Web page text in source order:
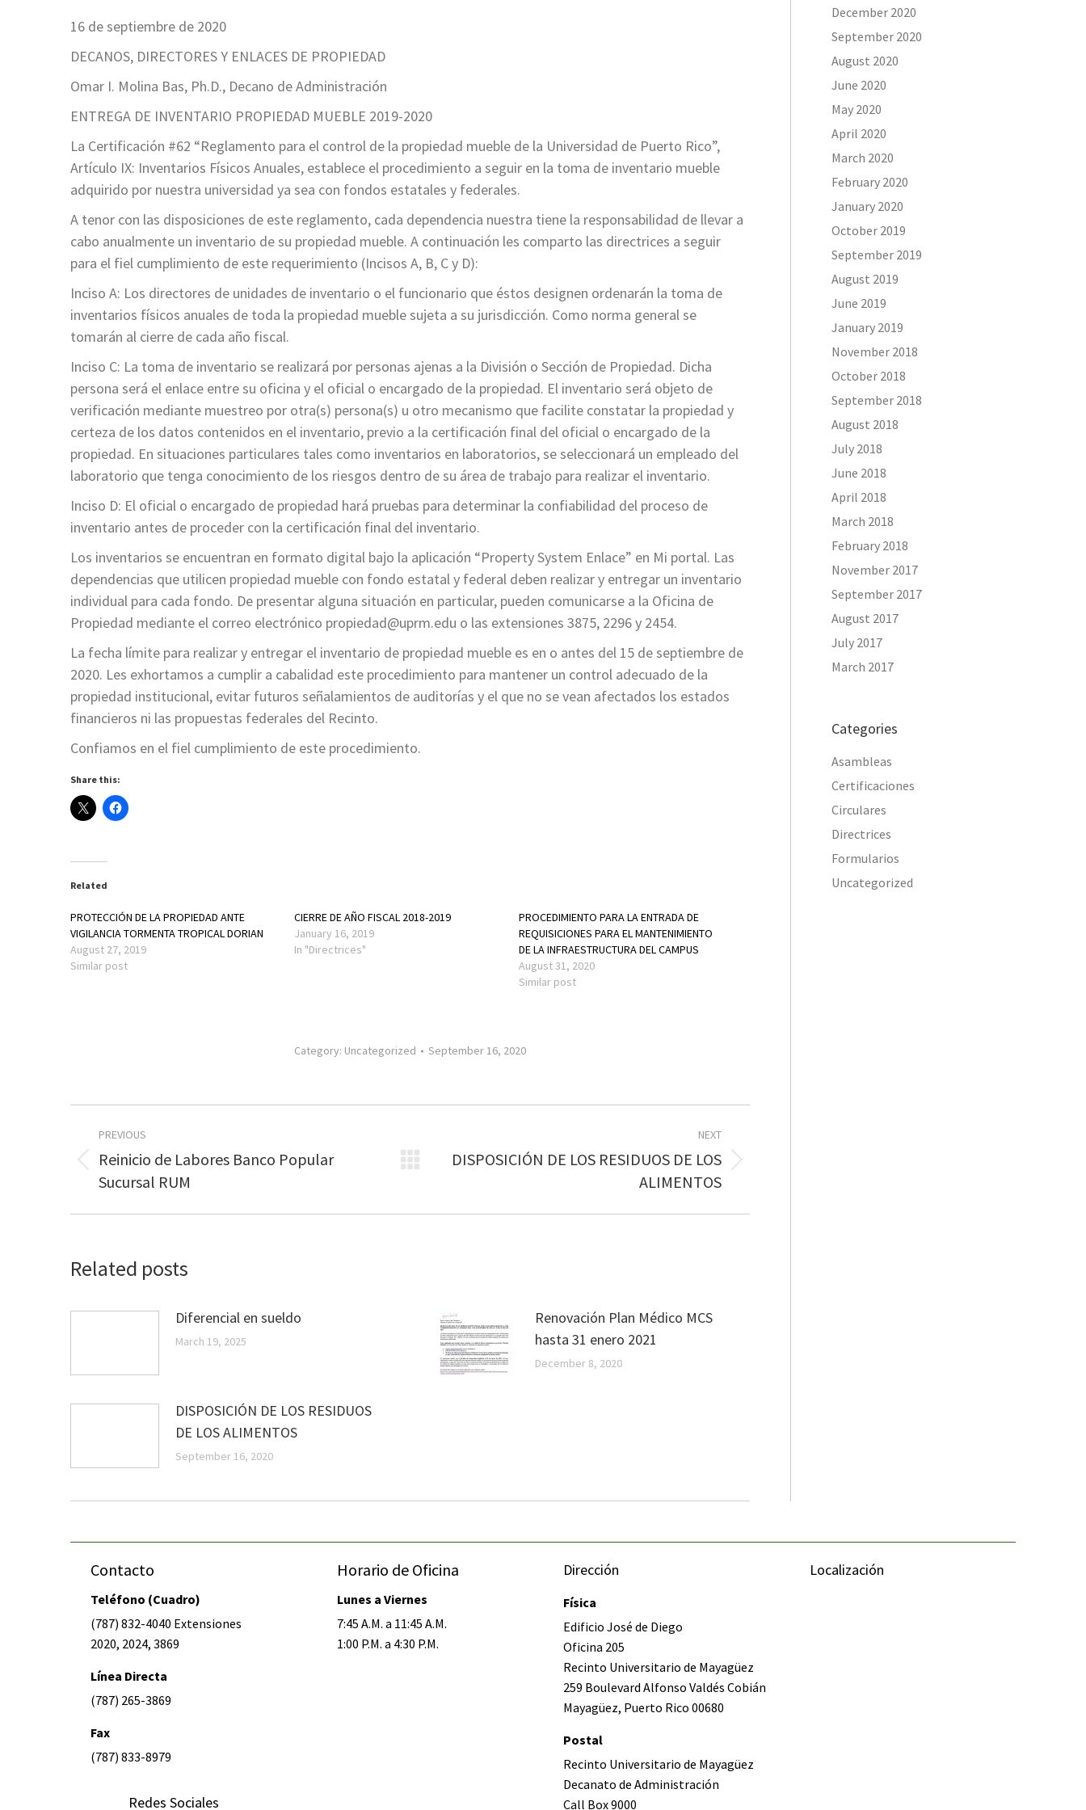
16 de septiembre de 2020
DECANOS, DIRECTORES Y ENLACES DE PROPIEDAD
Omar I. Molina Bas, Ph.D., Decano de Administración
ENTREGA DE INVENTARIO PROPIEDAD MUEBLE 2019-2020
La Certificación #62 “Reglamento para el control de la propiedad mueble de la Universidad de Puerto Rico”,
Artículo IX: Inventarios Físicos Anuales, establece el procedimiento a seguir en la toma de inventario mueble
adquirido por nuestra universidad ya sea con fondos estatales y federales.
A tenor con las disposiciones de este reglamento, cada dependencia nuestra tiene la responsabilidad de llevar a
cabo anualmente un inventario de su propiedad mueble. A continuación les comparto las directrices a seguir
para el fiel cumplimiento de este requerimiento (Incisos A, B, C y D):
Inciso A: Los directores de unidades de inventario o el funcionario que éstos designen ordenarán la toma de
inventarios físicos anuales de toda la propiedad mueble sujeta a su jurisdicción. Como norma general se
tomarán al cierre de cada año fiscal.
Inciso C: La toma de inventario se realizará por personas ajenas a la División o Sección de Propiedad. Dicha
persona será el enlace entre su oficina y el oficial o encargado de la propiedad. El inventario será objeto de
verificación mediante muestreo por otra(s) persona(s) u otro mecanismo que facilite constatar la propiedad y
certeza de los datos contenidos en el inventario, previo a la certificación final del oficial o encargado de la
propiedad. En situaciones particulares tales como inventarios en laboratorios, se seleccionará un empleado del
laboratorio que tenga conocimiento de los riesgos dentro de su área de trabajo para realizar el inventario.
Inciso D: El oficial o encargado de propiedad hará pruebas para determinar la confiabilidad del proceso de
inventario antes de proceder con la certificación final del inventario.
Los inventarios se encuentran en formato digital bajo la aplicación “Property System Enlace” en Mi portal. Las
dependencias que utilicen propiedad mueble con fondo estatal y federal deben realizar y entregar un inventario
individual para cada fondo. De presentar alguna situación en particular, pueden comunicarse a la Oficina de
Propiedad mediante el correo electrónico propiedad@uprm.edu o las extensiones 3875, 2296 y 2454.
La fecha límite para realizar y entregar el inventario de propiedad mueble es en o antes del 15 de septiembre de
2020. Les exhortamos a cumplir a cabalidad este procedimiento para mantener un control adecuado de la
propiedad institucional, evitar futuros señalamientos de auditorías y el que no se vean afectados los estados
financieros ni las propuestas federales del Recinto.
Confiamos en el fiel cumplimiento de este procedimiento.
Share this:
Related
PROTECCIÓN DE LA PROPIEDAD ANTE
VIGILANCIA TORMENTA TROPICAL DORIAN
August 27, 2019
Similar post
CIERRE DE AÑO FISCAL 2018-2019
January 16, 2019
In "Directrices"
PROCEDIMIENTO PARA LA ENTRADA DE
REQUISICIONES PARA EL MANTENIMIENTO
DE LA INFRAESTRUCTURA DEL CAMPUS
August 31, 2020
Similar post
Category: Uncategorized September 16, 2020
navigation
PREVIOUS
Previous
post:
Reinicio de Labores Banco Popular
Sucursal RUM
NEXT
Next
DISPOSICIÓN DE LOS RESIDUOS DE LOS
ALIMENTOS
Related posts
Diferencial en sueldo
March 19, 2025
Renovación Plan Médico MCS
hasta 31 enero 2021
December 8, 2020
DISPOSICIÓN DE LOS RESIDUOS
DE LOS ALIMENTOS
September 16, 2020
December 2020
September 2020
August 2020
June 2020
May 2020
April 2020
March 2020
February 2020
January 2020
October 2019
September 2019
August 2019
June 2019
January 2019
November 2018
October 2018
September 2018
August 2018
July 2018
June 2018
April 2018
March 2018
February 2018
November 2017
September 2017
August 2017
July 2017
March 2017
Categories
Asambleas
Certificaciones
Circulares
Directrices
Formularios
Uncategorized
Contacto
Teléfono (Cuadro)
(787) 832-4040 Extensiones
2020, 2024, 3869
Línea Directa
(787) 265-3869
Fax
(787) 833-8979
Redes Sociales
Horario de Oficina
Lunes a Viernes
7:45 A.M. a 11:45 A.M.
1:00 P.M. a 4:30 P.M.
Dirección
Física
Edificio José de Diego
Oficina 205
Recinto Universitario de Mayagüez
259 Boulevard Alfonso Valdés Cobián
Mayagüez, Puerto Rico 00680
Postal
Recinto Universitario de Mayagüez
Decanato de Administración
Call Box 9000
Localización